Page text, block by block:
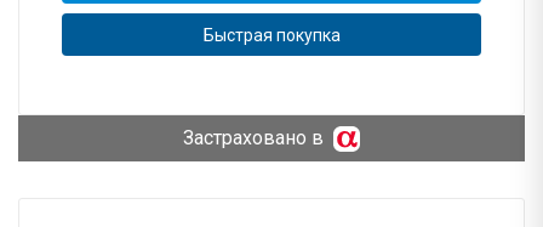
Быстрая покупка
Застраховано в